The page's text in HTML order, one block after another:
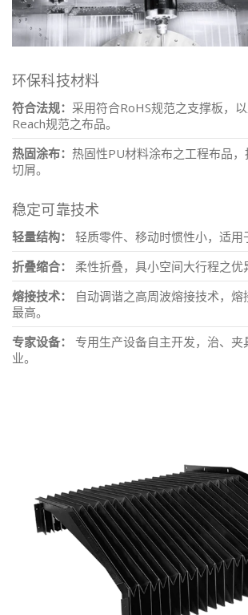
环保科技材料
符合法规： 采用符合RoHS规范之支撑板，以
Reach规范之布品。
热固涂布： 热固性PU材料涂布之工程布品
切屑。
稳定可靠技术
轻量结构：
轻质零件、移动时惯性小，适用
折叠缩合：
柔性折叠，具小空间大行程之优
熔接技术：
自动调谐之高周波熔接技术，
最高。
专家设备：
专用生产设备自主开发，治、夹
业。